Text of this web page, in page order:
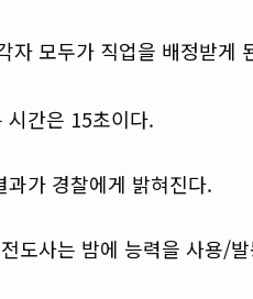
자 모두가 직업을 배정받게
시간은 15초이다.
과가 경찰에게 밝혀진다.
도사는 밤에 능력을 사용/